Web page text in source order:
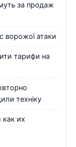
за продаж
ворожої атаки
тарифи на
техніку
как их